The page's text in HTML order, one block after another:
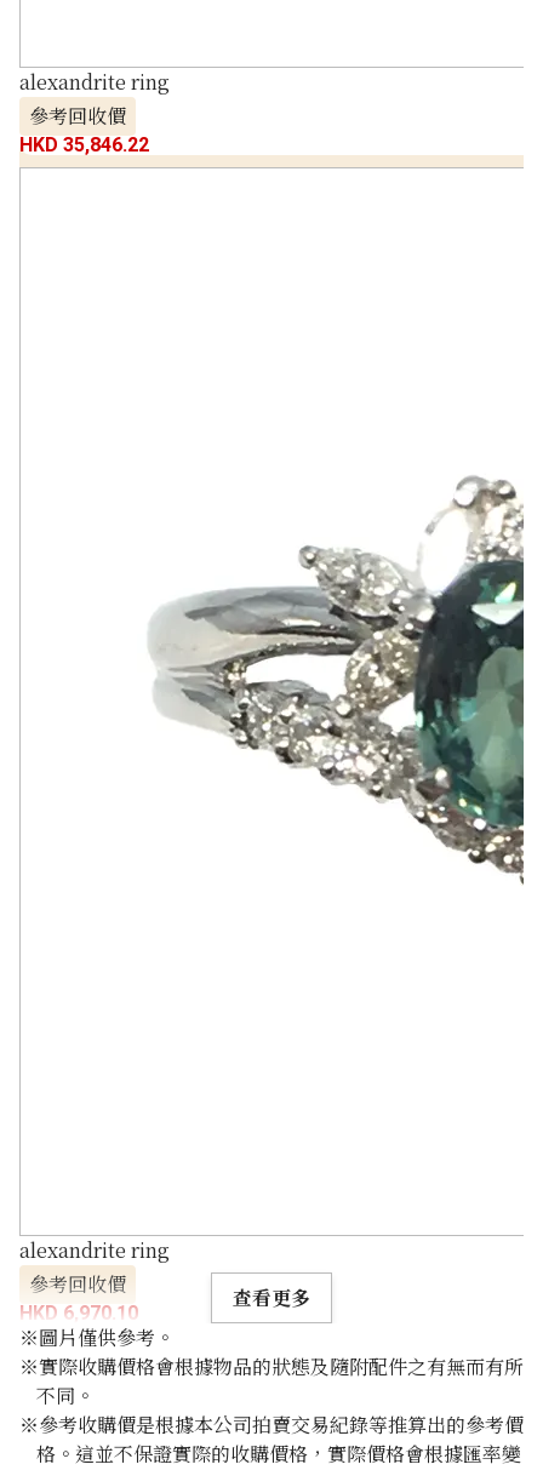
alexandrite ring
參考回收價
HKD 35,846.22
alexandrite ring
參考回收價
HKD 6,970.10
查看更多
※圖片僅供參考。
※實際收購價格會根據物品的狀態及隨附配件之有無而有所
不同。
※參考收購價是根據本公司拍賣交易紀錄等推算出的參考價
格。這並不保證實際的收購價格，實際價格會根據匯率變